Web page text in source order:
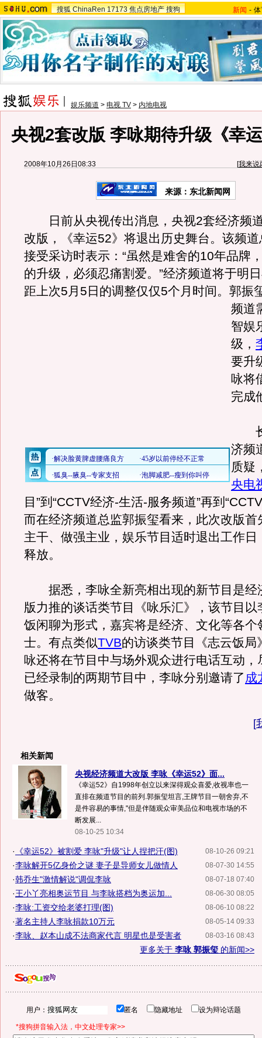
搜狐 ChinaRen 17173 焦点房地产 搜狗 新闻 -
娱乐频道 > 电视 TV > 内地电视
央视2套改版 李咏期待升级《幸
2008年10月26日08:33 [我来说
来源：东北新闻网
日前从央视传出消息，央视2套经济频
改版，《幸运52》将退出历史舞台。该频
接受采访时表示：“虽然是难舍的10年品牌
的升级，必须忍痛割爱。”经济频道将于明
距上次5月5日的调整仅仅5个月时间。 郭振
频道
智娱
级，
要升
咏将
完成
长
济频
质疑
央电
目”到“CCTV经济-生活-服务频道”再到
而在经济频道总监郭振玺看来，此次改版首
主干、做强主业，娱乐节目适时退出工作日
释放。
据悉，李咏全新亮相出现的新节目是经
版力推的谈话类节目《咏乐汇》，该节目以
饭闲聊为形式，嘉宾将是经济、文化等各个
士。有点类似TVB的访谈类节目《志云饭局
咏还将在节目中与场外观众进行电话互动，
已经录制的两期节目中，李咏分别邀请了成
做客。
[
相关新闻
央视经济频道大改版 李咏《幸运52》面...
《幸运52》自1998年创立以来深得观众喜爱,收视率也一
直排在频道节目的前列.郭振玺坦言,王牌节目一朝舍弃,不
是件容易的事情,"但是伴随观众审美品位和电视市场的不
断发展...
08-10-25 10:34
08-10-26 09:21
· 《幸运52》被割爱 李咏"升级"让人捏把汗(图)
08-07-30 14:55
·李咏解开5亿身价之谜 妻子是导师女儿做情人
08-07-18 07:40
·韩乔生"激情解说"调侃李咏
08-06-30 08:05
·王小丫亮相奥运节目 与李咏搭档为奥运加...
08-06-10 08:22
·李咏:工资交给老婆打理(图)
08-05-14 09:33
·著名主持人李咏捐款10万元
08-03-16 08:43
·李咏、赵本山成不法商家代言 明星也是受害者
更多关于 李咏 郭振玺 的新闻>>
用户： 匿名 隐藏地址 设为辩论话题
*搜狗拼音输入法，中文处理专家>>